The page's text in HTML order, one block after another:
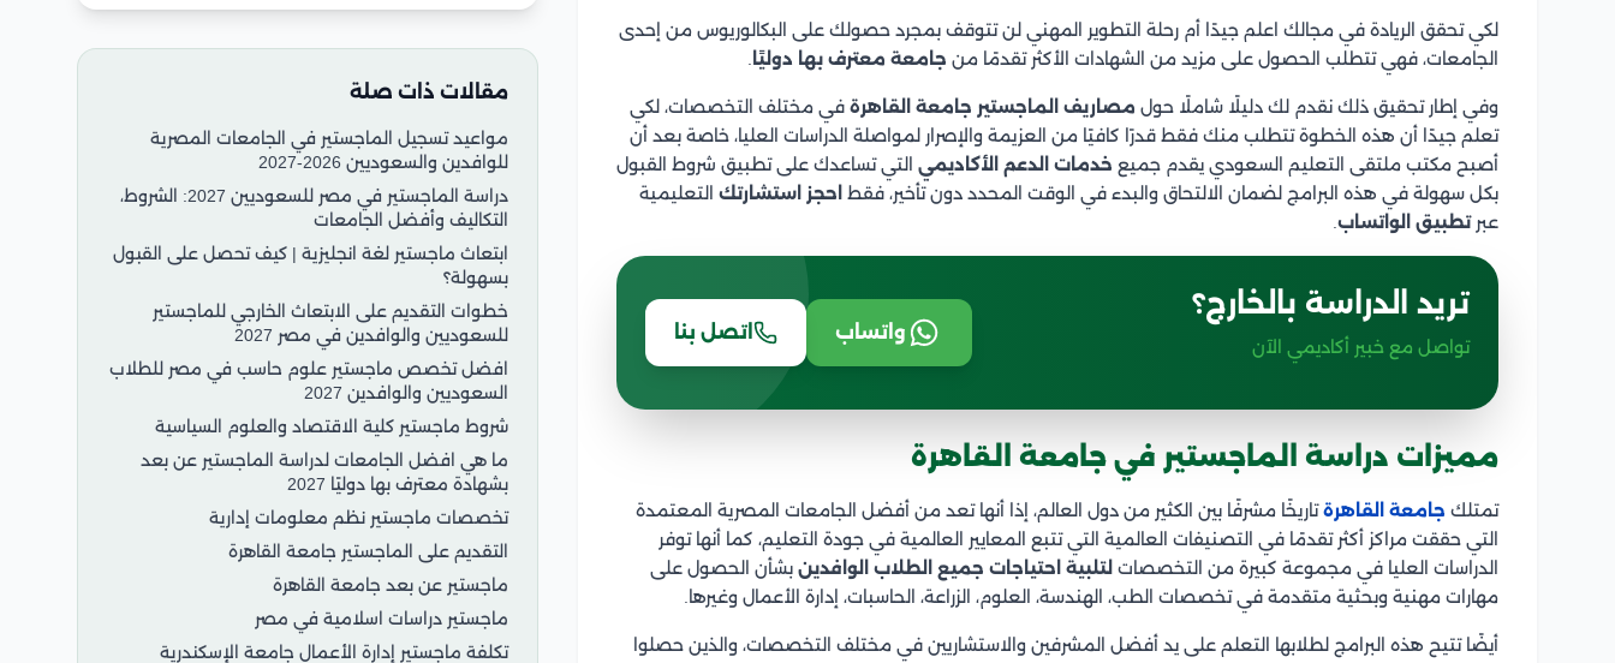
لكي تحقق الريادة في مجالك اعلم جيدًا أم رحلة التطوير المهني لن تتوقف بمجرد حصولك على البكالوريوس من إحدى
الجامعات، فهي تتطلب الحصول على مزيد من الشهادات الأكثر تقدمًا من جامعة معترف بها دوليًا
وفي إطار تحقيق ذلك نقدم لك دليلًا شاملًا حول مصاريف الماجستير جامعة القاهرة في مختلف التخصصات، لكي
تعلم جيدًا أن هذه الخطوة تتطلب منك فقط قدرًا كافيًا من العزيمة والإصرار لمواصلة الدراسات العليا، خاصة بعد أن
أصبح مكتب ملتقى التعليم السعودي يقدم جميع خدمات الدعم الأكاديمي التي تساعدك على تطبيق شروط القبول
بكل سهولة في هذه البرامج لضمان الالتحاق والبدء في الوقت المحدد دون تأخير، فقط احجز استشارتك التعليمية
عبرتطبيق الواتساب
تريد الدراسة بالخارج؟
تواصل مع خبير أكاديمي الآن
واتساب اتصل بنا
مميزات دراسة الماجستير في جامعة القاهرة
تمتلك جامعة القاهرةتاريخًا مشرفًا بين الكثير من دول العالم، إذا أنها تعد من أفضل الجامعات المصرية المعتمدة
التي حققت مراكز أكثر تقدمًا في التصنيفات العالمية التي تتبع المعايير العالمية في جودة التعليم، كما أنها توفر
الدراسات العليا في مجموعة كبيرة من التخصصات لتلبية احتياجات جميع الطلاب الوافدين بشأن الحصول على
مهارات مهنية وبحثية متقدمة في تخصصات الطب، الهندسة، العلوم، الزراعة، الحاسبات، إدارة الأعمال وغيرها.
أيضًا تتيح هذه البرامج لطلابها التعلم على يد أفضل المشرفين والاستشاريين في مختلف التخصصات، والذين حصلوا
مقالات ذات صلة
مواعيد تسجيل الماجستير في الجامعات المصرية
للوافدين والسعوديين 2026-2027
دراسة الماجستير في مصر للسعوديين 2027: الشروط،
التكاليف وأفضل الجامعات
ابتعاث ماجستير لغة انجليزية | كيف تحصل على القبول
بسهولة؟
خطوات التقديم على الابتعاث الخارجي للماجستير
للسعوديين والوافدين في مصر 2027
افضل تخصص ماجستير علوم حاسب في مصر للطلاب
السعوديين والوافدين 2027
شروط ماجستير كلية الاقتصاد والعلوم السياسية
ما هي افضل الجامعات لدراسة الماجستير عن بعد
بشهادة معترف بها دوليًا 2027
تخصصات ماجستير نظم معلومات إدارية
التقديم على الماجستير جامعة القاهرة
ماجستير عن بعد جامعة القاهرة
ماجستير دراسات اسلامية في مصر
تكلفة ماجستير إدارة الأعمال جامعة الإسكندرية